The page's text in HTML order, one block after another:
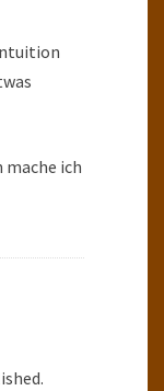
mache ich